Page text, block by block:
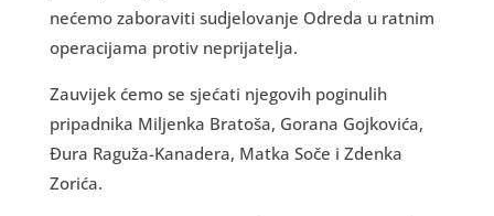
nećemo zaboraviti sudjelovanje Odreda u ratnim
operacijama protiv neprijatelja.
Zauvijek ćemo se sjećati njegovih poginulih
pripadnika Miljenka Bratoša, Gorana Gojkovića,
Đura Raguža-Kanadera, Matka Soče i Zdenka
Zorića.